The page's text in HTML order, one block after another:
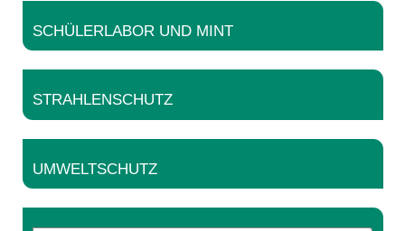
SCHÜLERLABOR UND MINT
STRAHLENSCHUTZ
UMWELTSCHUTZ